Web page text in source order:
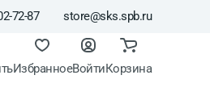
72-87 store@sks.spb.ru
ИзбранноеВойтиКорзина